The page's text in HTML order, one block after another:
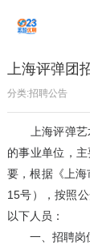
上海评弹团
分类:招聘公告
上海评弹艺术
的事业单位，
要，根据《上海
15号），按照
以下人员：
一、招聘岗